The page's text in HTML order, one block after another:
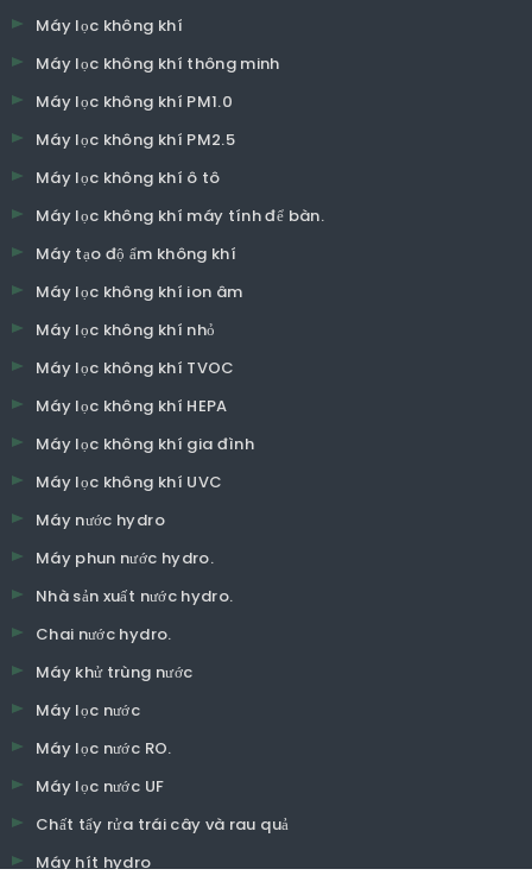
Máy lọc không khí
Máy lọc không khí thông minh
Máy lọc không khí PM1.0
Máy lọc không khí PM2.5
Máy lọc không khí ô tô
Máy lọc không khí máy tính để bàn.
Máy tạo độ ẩm không khí
Máy lọc không khí ion âm
Máy lọc không khí nhỏ
Máy lọc không khí TVOC
Máy lọc không khí HEPA
Máy lọc không khí gia đình
Máy lọc không khí UVC
Máy nước hydro
Máy phun nước hydro.
Nhà sản xuất nước hydro.
Chai nước hydro.
Máy khử trùng nước
Máy lọc nước
Máy lọc nước RO.
Máy lọc nước UF
Chất tẩy rửa trái cây và rau quả
Máy hít hydro